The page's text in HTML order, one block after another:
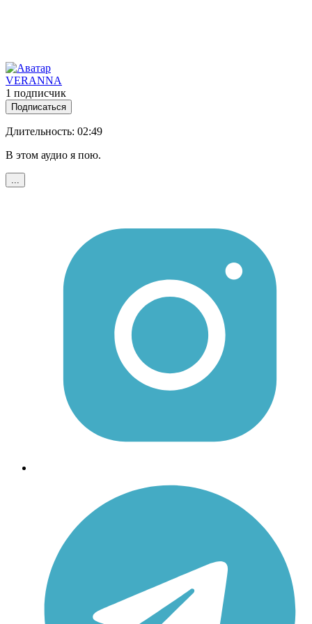
VERANNA
1 подписчик
Подписаться
Длительность: 02:49
В этом аудио я пою.
...